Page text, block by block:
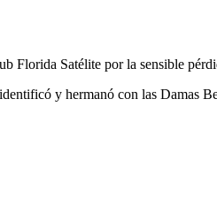
Florida Satélite por la sensible
y hermanó con las Damas